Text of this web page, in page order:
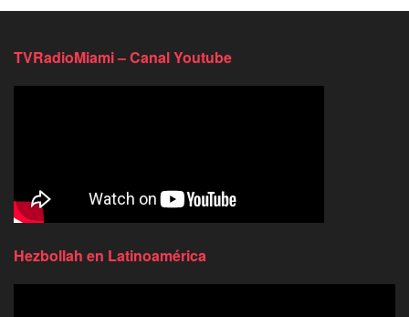
TVRadioMiami – Canal Youtube
Hezbollah en Latinoamérica